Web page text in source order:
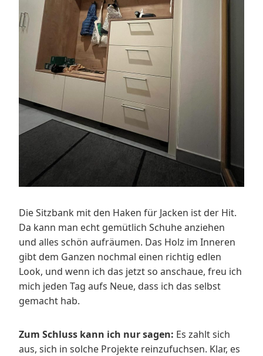
Die Sitzbank mit den Haken für Jacken ist der Hit.
Da kann man echt gemütlich Schuhe anziehen
und alles schön aufräumen. Das Holz im Inneren
gibt dem Ganzen nochmal einen richtig edlen
Look, und wenn ich das jetzt so anschaue, freu ich
mich jeden Tag aufs Neue, dass ich das selbst
gemacht hab.
Zum Schluss kann ich nur sagen: Es zahlt sich
aus, sich in solche Projekte reinzufuchsen. Klar, es